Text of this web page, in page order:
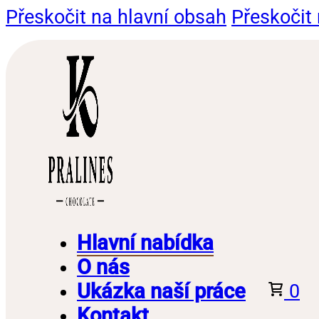
Přeskočit na hlavní obsah Přeskočit
Hlavní nabídka
O nás
Ukázka naší práce
0